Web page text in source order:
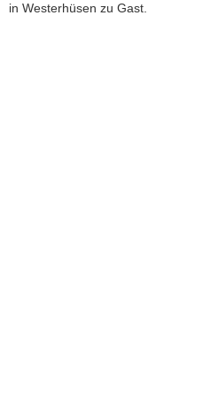
in Westerhüsen zu Gast.